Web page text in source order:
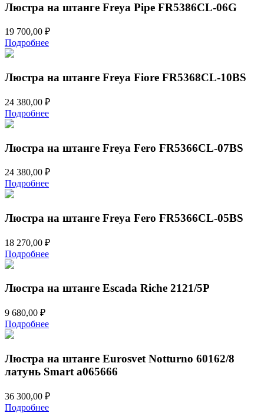
Люстра на штанге Freya Pipe FR5386CL-06G
19 700,00 ₽
Подробнее
Люстра на штанге Freya Fiore FR5368CL-10BS
24 380,00 ₽
Подробнее
Люстра на штанге Freya Fero FR5366CL-07BS
24 380,00 ₽
Подробнее
Люстра на штанге Freya Fero FR5366CL-05BS
18 270,00 ₽
Подробнее
Люстра на штанге Escada Riche 2121/5P
9 680,00 ₽
Подробнее
Люстра на штанге Eurosvet Notturno 60162/8
латунь Smart a065666
36 300,00 ₽
Подробнее